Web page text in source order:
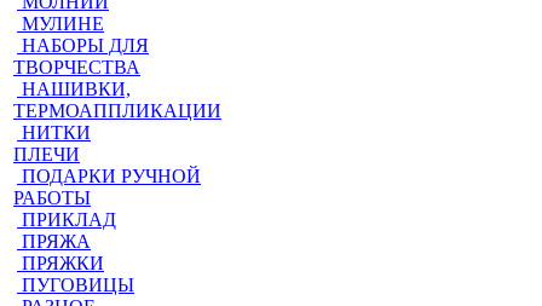
МУЛИНЕ
НАБОРЫ ДЛЯ
ТВОРЧЕСТВА
НАШИВКИ,
ТЕРМОАППЛИКАЦИИ
НИТКИ
ПЛЕЧИ
ПОДАРКИ РУЧНОЙ
РАБОТЫ
ПРИКЛАД
ПРЯЖА
ПРЯЖКИ
ПУГОВИЦЫ